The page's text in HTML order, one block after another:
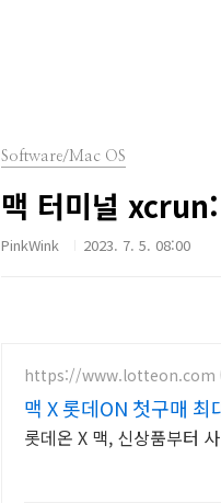
Software/Mac OS
맥 터미널
PinkWink 2023. 7. 5. 08:00
https://www.lotteon.com
맥 X 롯데ON 첫구매 최
롯데온 X 맥, 신상품부터